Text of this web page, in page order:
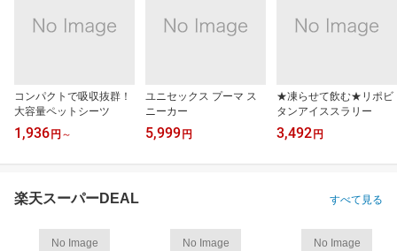
コンパクトで吸収抜群！
大容量ペットシーツ
1,936 円 ～
ユニセックス プーマ ス
ニーカー
5,999 円
★凍らせて飲む★リポビ
タンアイススラリー
3,492 円
楽天スーパーDEAL すべて見る
No Image No Image No Image